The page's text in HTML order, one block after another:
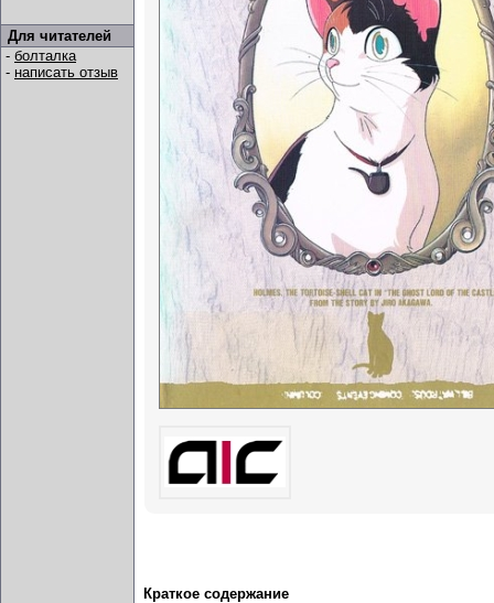
Для читателей
- болталка
- написать отзыв
Краткое содержание